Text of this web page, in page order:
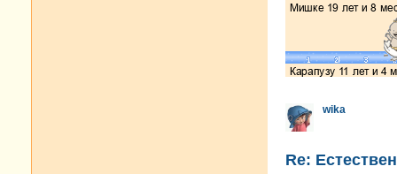
wika
Re: